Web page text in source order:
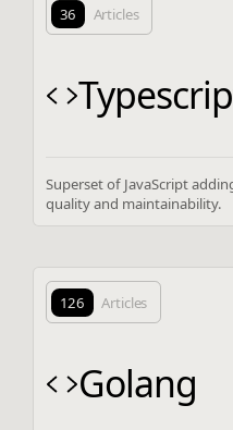
36 Articles
Superset of JavaScript
quality and maintainability.
126 Articles
Golang